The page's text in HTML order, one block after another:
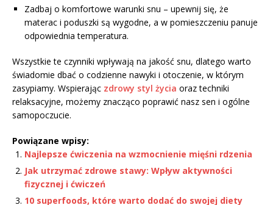
Zadbaj o komfortowe warunki snu – upewnij się, że
materac i poduszki są wygodne, a w pomieszczeniu panuje
odpowiednia temperatura.
Wszystkie te czynniki wpływają na jakość snu, dlatego warto
świadomie dbać o codzienne nawyki i otoczenie, w którym
zasypiamy. Wspierając zdrowy styl życia oraz techniki
relaksacyjne, możemy znacząco poprawić nasz sen i ogólne
samopoczucie.
Powiązane wpisy:
Najlepsze ćwiczenia na wzmocnienie mięśni rdzenia
Jak utrzymać zdrowe stawy: Wpływ aktywności
fizycznej i ćwiczeń
10 superfoods, które warto dodać do swojej diety